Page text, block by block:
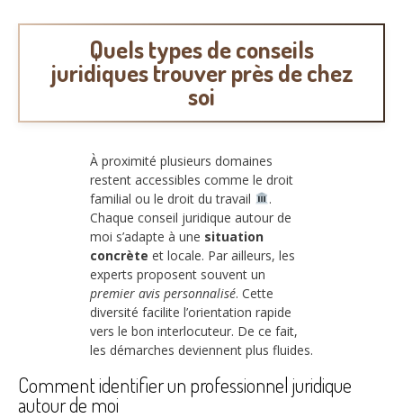
Quels types de conseils
juridiques trouver près de chez
soi
À proximité plusieurs domaines
restent accessibles comme le droit
familial ou le droit du travail
.
Chaque conseil juridique autour de
moi s’adapte à une situation
concrète et locale. Par ailleurs, les
experts proposent souvent un
premier avis personnalisé. Cette
diversité facilite l’orientation rapide
vers le bon interlocuteur. De ce fait,
les démarches deviennent plus fluides.
Comment identifier un professionnel juridique
autour de moi